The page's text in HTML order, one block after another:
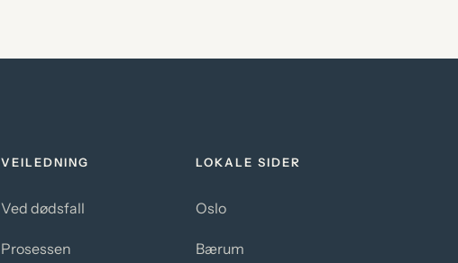
VEILEDNING
Ved dødsfall
Prosessen
LOKALE SIDER
Oslo
Bærum